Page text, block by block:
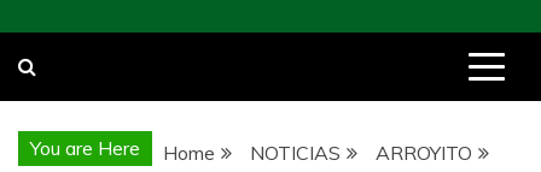
You are Here Home NOTICIAS
ARROYITO